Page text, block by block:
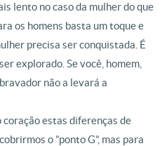
lento no caso da mulher do que
os homens basta um toque e
precisa ser conquistada. É
explorado. Se você, homem,
não a levará a
estas diferenças de
o ”ponto G”, mas para